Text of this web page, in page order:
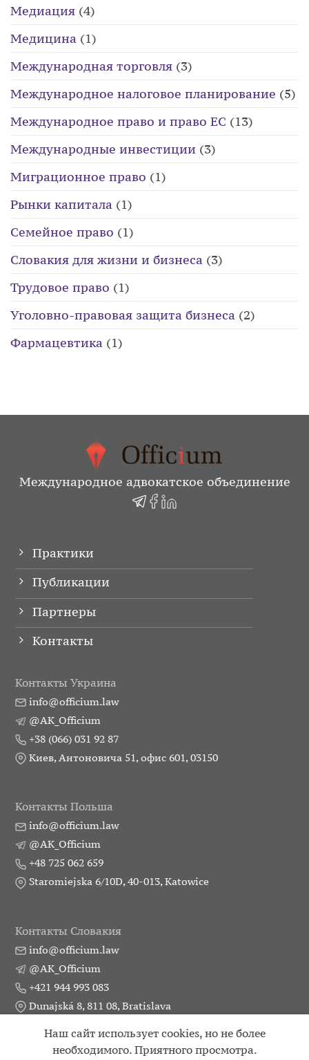
Медиация (4)
Медицина (1)
Международная торговля (3)
Международное налоговое планирование (5)
Международное право и право ЕС (13)
Международные инвестиции (3)
Миграционное право (1)
Рынки капитала (1)
Семейное право (1)
Словакия для жизни и бизнеса (3)
Трудовое право (1)
Уголовно-правовая защита бизнеса (2)
Фармацевтика (1)
Международное адвокатское объединение
Практики
Публикации
Партнеры
Контакты
Контакты Украина
info@officium.law
@AK_Officium
+38 (066) 031 92 87
Киев, Антоновича 51, офис 601, 03150
Контакты Польша
info@officium.law
@AK_Officium
+48 725 062 659
Staromiejska 6/10D, 40-013, Katowice
Контакты Словакия
info@officium.law
@AK_Officium
+421 944 993 083
Dunajská 8, 811 08, Bratislava
Практики Публикации Партнеры Контакты
Наш сайт использует cookies, но не более
необходимого. Приятного просмотра.